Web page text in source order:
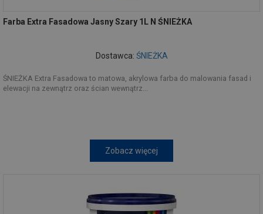
Farba Extra Fasadowa Jasny Szary 1L N ŚNIEŻKA
Dostawca: ŚNIEŻKA
ŚNIEŻKA Extra Fasadowa to matowa, akrylowa farba do malowania fasad i
elewacji na zewnątrz oraz ścian wewnątrz...
Zobacz więcej